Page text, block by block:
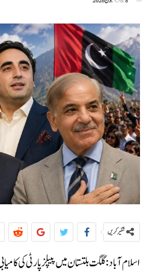
شئیر کریں
اسلام آباد:گلگت بلتستان میں پیپلز پارٹی کی